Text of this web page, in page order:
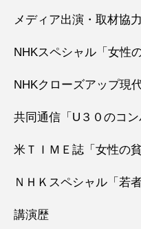
メディア出演・取材協
NHKスペシャル「女性の
NHKクローズアップ現
共同通信「U３０のコン
米ＴＩＭＥ誌「女性の
ＮＨＫスペシャル「若
講演歴